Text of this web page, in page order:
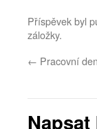
Příspěvek byl
záložky.
← Pracovní